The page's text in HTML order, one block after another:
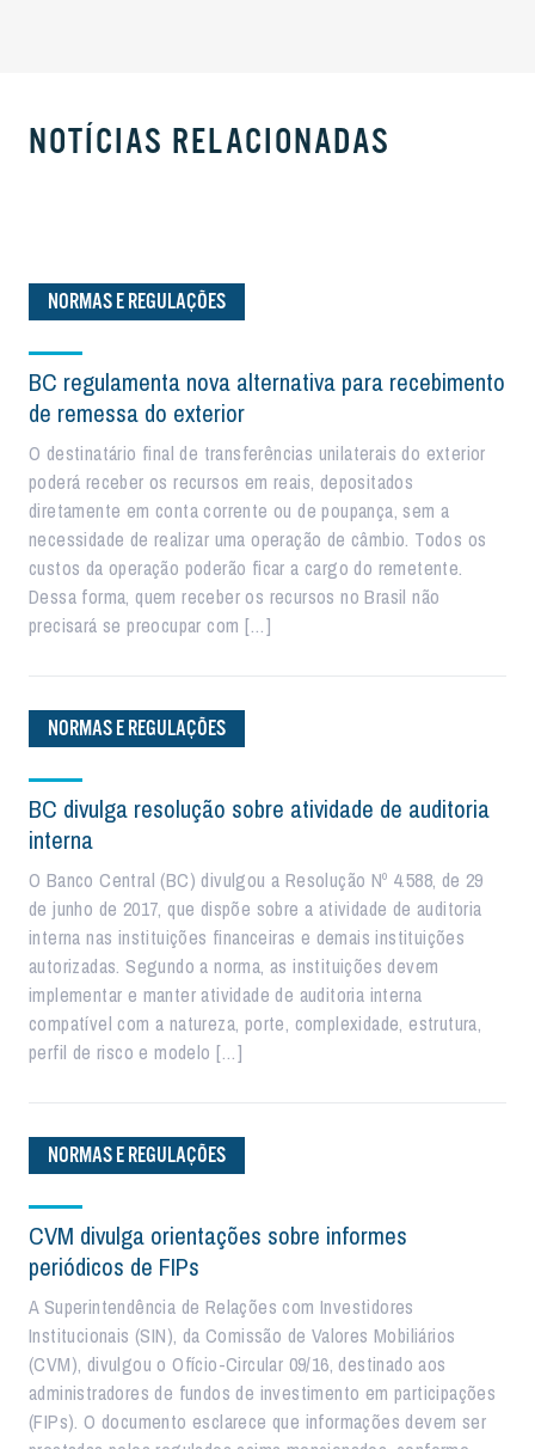
NOTÍCIAS RELACIONADAS
NORMAS E REGULAÇÕES
BC regulamenta nova alternativa para recebimento
de remessa do exterior
O destinatário final de transferências unilaterais do exterior
poderá receber os recursos em reais, depositados
diretamente em conta corrente ou de poupança, sem a
necessidade de realizar uma operação de câmbio. Todos os
custos da operação poderão ficar a cargo do remetente.
Dessa forma, quem receber os recursos no Brasil não
precisará se preocupar com […]
NORMAS E REGULAÇÕES
BC divulga resolução sobre atividade de auditoria
interna
O Banco Central (BC) divulgou a Resolução Nº 4.588, de 29
de junho de 2017, que dispõe sobre a atividade de auditoria
interna nas instituições financeiras e demais instituições
autorizadas. Segundo a norma, as instituições devem
implementar e manter atividade de auditoria interna
compatível com a natureza, porte, complexidade, estrutura,
perfil de risco e modelo […]
NORMAS E REGULAÇÕES
CVM divulga orientações sobre informes
periódicos de FIPs
A Superintendência de Relações com Investidores
Institucionais (SIN), da Comissão de Valores Mobiliários
(CVM), divulgou o Ofício-Circular 09/16, destinado aos
administradores de fundos de investimento em participações
(FIPs). O documento esclarece que informações devem ser